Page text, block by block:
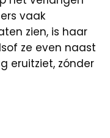
vaak
zien, is haar
ze even naast
eruitziet, zónder